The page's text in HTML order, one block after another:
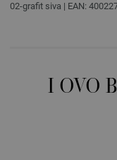
02-grafit siva | EAN:
I OVO